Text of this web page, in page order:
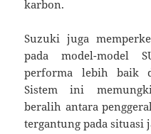
karbon.
Suzuki juga
pada model-model
performa lebih baik
Sistem ini
beralih antara
tergantung pada situasi